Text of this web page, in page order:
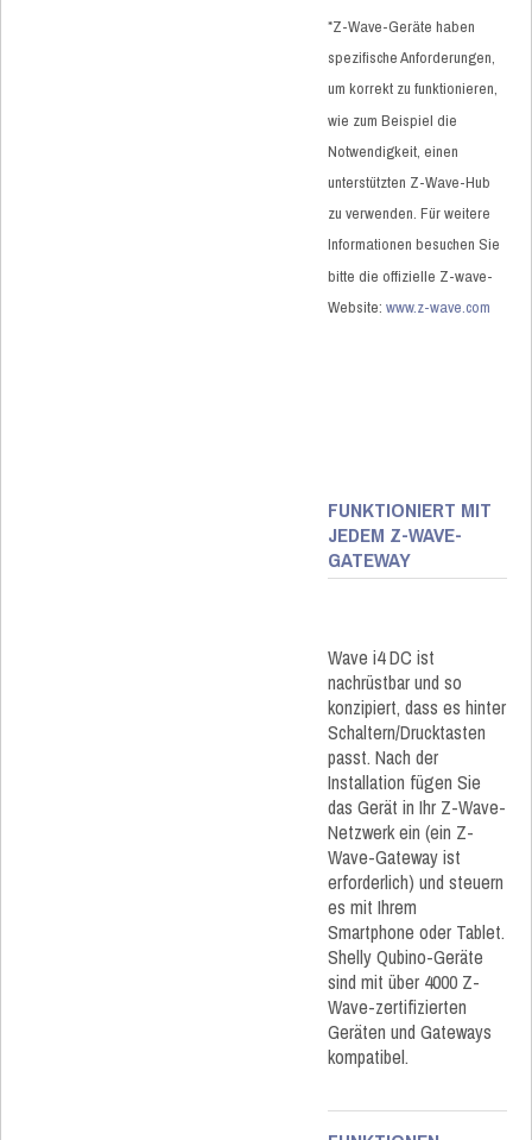
*Z-Wave-Geräte haben
spezifische Anforderungen,
um korrekt zu funktionieren,
wie zum Beispiel die
Notwendigkeit, einen
unterstützten Z-Wave-Hub
zu verwenden. Für weitere
Informationen besuchen Sie
bitte die offizielle Z-wave-
Website: www.z-wave.com
FUNKTIONIERT MIT
JEDEM Z-WAVE-
GATEWAY
Wave i4 DC ist
nachrüstbar und so
konzipiert, dass es hinter
Schaltern/Drucktasten
passt. Nach der
Installation fügen Sie
das Gerät in Ihr Z-Wave-
Netzwerk ein (ein Z-
Wave-Gateway ist
erforderlich) und steuern
es mit Ihrem
Smartphone oder Tablet.
Shelly Qubino-Geräte
sind mit über 4000 Z-
Wave-zertifizierten
Geräten und Gateways
kompatibel.